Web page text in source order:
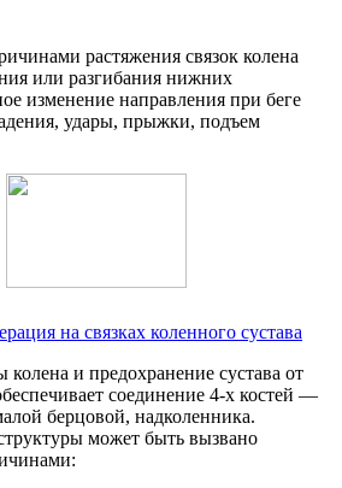
растяжения связок колена
или разгибания нижних
изменение направления при беге
удары, прыжки, подъем
на связках коленного сустава
колена и предохранение сустава от
соединение 4-х костей —
берцовой, надколенника.
может быть вызвано